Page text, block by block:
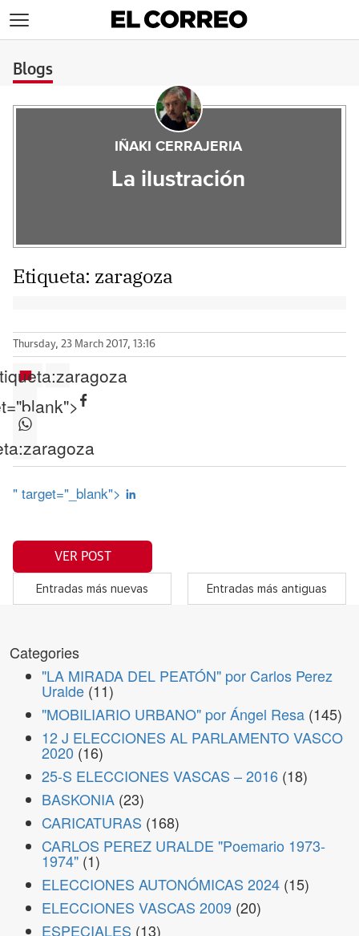
Blogs
IÑAKI CERRAJERIA
La ilustración
Etiqueta: zaragoza
Thursday, 23 March 2017, 13:16
zaragoza
zaragoza
" target="_blank">
VER POST
Entradas más nuevas Entradas más antiguas
Categories
"LA MIRADA DEL PEATÓN" por Carlos Perez
Uralde (11)
"MOBILIARIO URBANO" por Ángel Resa (145)
12 J ELECCIONES AL PARLAMENTO VASCO
2020 (16)
25-S ELECCIONES VASCAS – 2016 (18)
BASKONIA (23)
CARICATURAS (168)
CARLOS PEREZ URALDE "Poemario 1973-
1974" (1)
ELECCIONES AUTONÓMICAS 2024 (15)
ELECCIONES VASCAS 2009 (20)
ESPECIALES (13)